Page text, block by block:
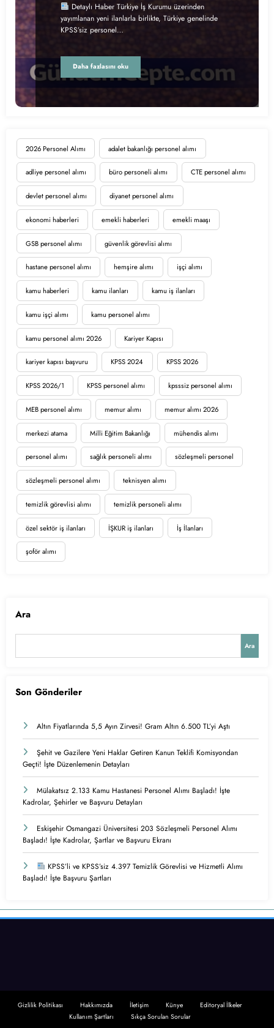
2026 Personel Alımı adalet bakanlığı personel alımı
adliye personel alımı büro personeli alımı CTE personel alımı
devlet personel alımı diyanet personel alımı
ekonomi haberleri emekli haberleri emekli maaşı
GSB personel alımı güvenlik görevlisi alımı
hastane personel alımı hemşire alımı işçi alımı
kamu haberleri kamu ilanları kamu iş ilanları
kamu işçi alımı kamu personel alımı
kamu personel alımı 2026 Kariyer Kapısı
kariyer kapısı başvuru KPSS 2024 KPSS 2026
KPSS 2026/1 KPSS personel alımı kpsssiz personel alımı
MEB personel alımı memur alımı memur alımı 2026
merkezi atama Milli Eğitim Bakanlığı mühendis alımı
personel alımı sağlık personeli alımı sözleşmeli personel
sözleşmeli personel alımı teknisyen alımı
temizlik görevlisi alımı temizlik personeli alımı
özel sektör iş ilanları İŞKUR iş ilanları İş İlanları
şoför alımı
Detaylı Haber Türkiye İş Kurumu üzerinden
yayımlanan yeni ilanlarla birlikte, Türkiye genelinde
KPSS’siz personel…
Daha fazlasını oku
Ara
Ara
Son Gönderiler
Altın Fiyatlarında 5,5 Ayın Zirvesi! Gram Altın 6.500 TL’yi Aştı
Şehit ve Gazilere Yeni Haklar Getiren Kanun Teklifi Komisyondan
Geçti! İşte Düzenlemenin Detayları
Mülakatsız 2.133 Kamu Hastanesi Personel Alımı Başladı! İşte
Kadrolar, Şehirler ve Başvuru Detayları
Eskişehir Osmangazi Üniversitesi 203 Sözleşmeli Personel Alımı
Başladı! İşte Kadrolar, Şartlar ve Başvuru Ekranı
KPSS’li ve KPSS’siz 4.397 Temizlik Görevlisi ve Hizmetli Alımı
Başladı! İşte Başvuru Şartları
Gizlilik Politikası Hakkımızda İletişim Künye
Editoryal İlkeler
Kullanım Şartları
Sıkça Sorulan Sorular